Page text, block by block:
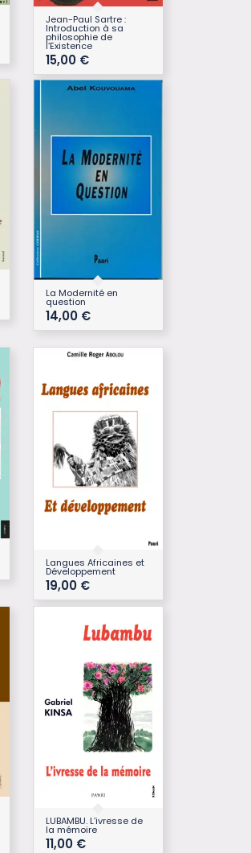
Jean-Paul Sartre :
Introduction à sa
philosophie de
l’Existence
15,00 €
La Modernité en
question
14,00 €
Langues Africaines et
Développement
19,00 €
LUBAMBU. L’ivresse de
la mémoire
11,00 €